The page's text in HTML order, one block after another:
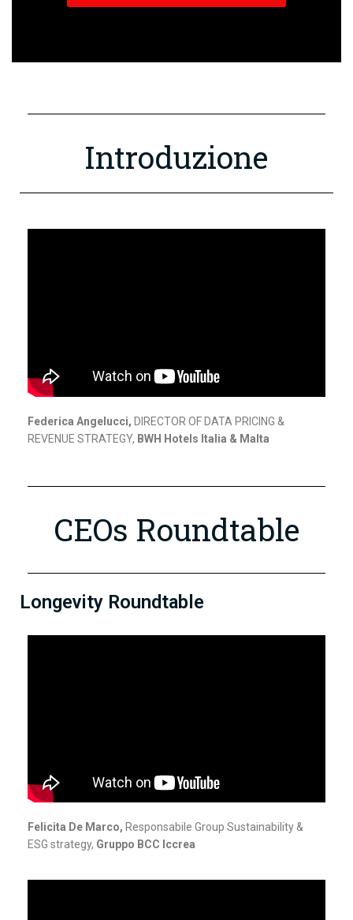
Introduzione
Federica Angelucci, DIRECTOR OF DATA PRICING &
REVENUE STRATEGY, BWH Hotels Italia & Malta
CEOs Roundtable
Longevity Roundtable
Felicita De Marco, Responsabile Group Sustainability &
ESG strategy, Gruppo BCC Iccrea